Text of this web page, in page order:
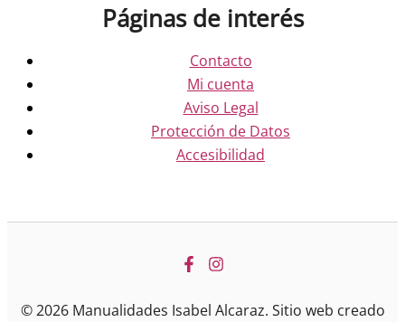
Páginas de interés
Contacto
Mi cuenta
Aviso Legal
Protección de Datos
Accesibilidad
© 2026 Manualidades Isabel Alcaraz. Sitio web creado